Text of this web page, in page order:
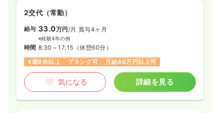
2交代（常勤）
給与 33.0万円 /月 賞与4ヶ月
※経験4年の例
時間 8:30～17:15 （休憩60分）
4週8休以上
ブランク可 月給40万円以上可
気になる 詳細を見る